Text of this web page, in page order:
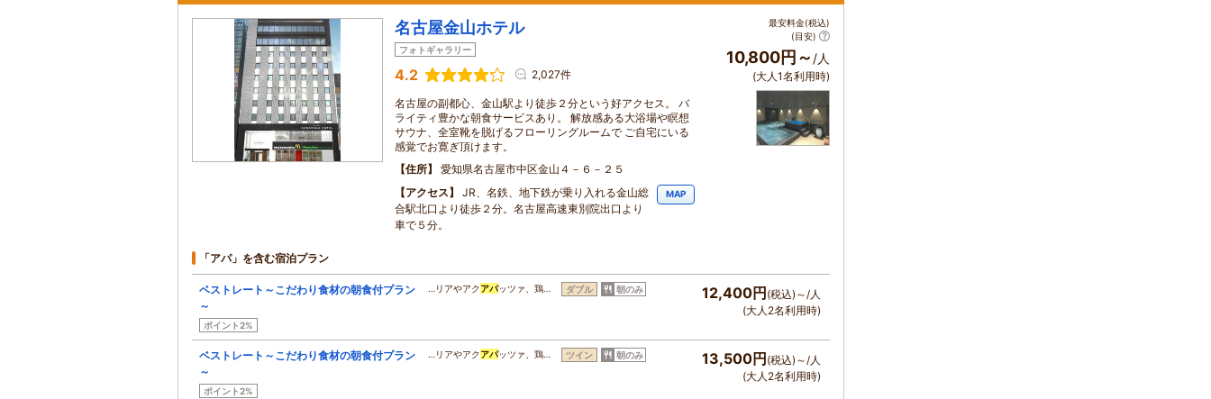
名古屋金山ホテル
フォトギャラリー
4.2 2,027件
名古屋の副都心、金山駅より徒歩２分という好アクセス。 バ
ライティ豊かな朝食サービスあり。 解放感ある大浴場や瞑想
サウナ、全室靴を脱げるフローリングルームで ご自宅にいる
感覚でお寛ぎ頂けます。
住所
愛知県名古屋市中区金山４－６－２５
アクセス
JR、名鉄、地下鉄が乗り入れる金山総
合駅北口より徒歩２分。名古屋高速東別院出口より
車で５分。
MAP
最安料金(税込)
(目安)
10,800円～ /人
(大人1名利用時)
「アパ」を含む宿泊プラン
ベストレート～こだわり食材の朝食付プラン
～
ポイント2%
…リアやアクアパッツァ、鶏… ダブル 朝のみ 12,400円(税込)～/人
(大人2名利用時)
ベストレート～こだわり食材の朝食付プラン
～
ポイント2%
…リアやアクアパッツァ、鶏… ツイン 朝のみ 13,500円(税込)～/人
(大人2名利用時)